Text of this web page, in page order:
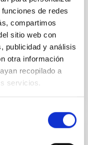
de redes
compartimos
sitio web con
publicidad y análisis
otra información
recopilado a
servicios.